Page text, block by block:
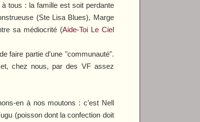
tous : la famille est soit perdante
(Ste Lisa Blues), Marge
sa médiocrité (Aide-Toi Le Ciel
faire partie d’une "communauté".
et, chez nous, par des VF assez
en à nos moutons : c’est Nell
(poisson dont la confection doit